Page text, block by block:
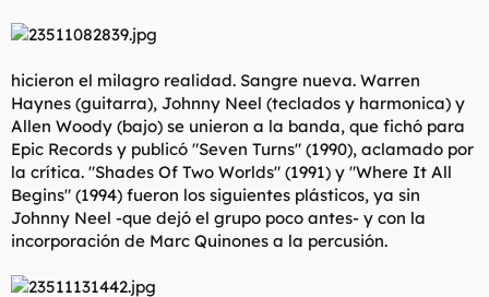
hicieron el milagro realidad. Sangre nueva. Warren
Haynes (guitarra), Johnny Neel (teclados y harmonica) y
Allen Woody (bajo) se unieron a la banda, que fichó para
Epic Records y publicó "Seven Turns" (1990), aclamado por
la crítica. "Shades Of Two Worlds" (1991) y "Where It All
Begins" (1994) fueron los siguientes plásticos, ya sin
Johnny Neel -que dejó el grupo poco antes- y con la
incorporación de Marc Quinones a la percusión.